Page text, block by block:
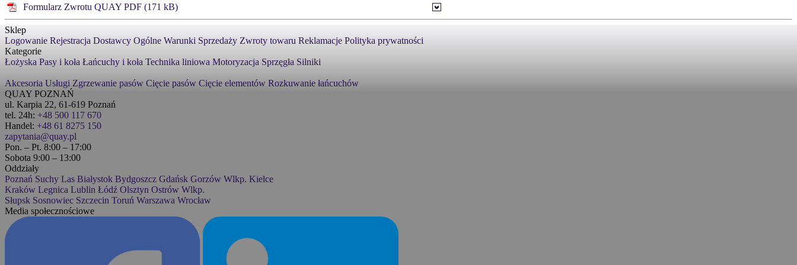
Formularz Zwrotu QUAY PDF (171 kB)
Sklep
Logowanie Rejestracja Dostawcy Ogólne Warunki Sprzedaży Zwroty towaru Reklamacje Polityka prywatności
Kategorie
Łożyska Pasy i koła Łańcuchy i koła Technika liniowa Motoryzacja Sprzęgła Silniki
Akcesoria Usługi Zgrzewanie pasów Cięcie pasów Cięcie elementów Rozkuwanie łańcuchów
QUAY POZNAŃ
ul. Karpia 22, 61-619 Poznań
tel. 24h: +48 500 117 670
Handel: +48 61 8275 150
zapytania@quay.pl
Pon. – Pt. 8:00 – 17:00
Sobota 9:00 – 13:00
Oddziały
Poznań Suchy Las Białystok Bydgoszcz Gdańsk Gorzów Wlkp. Kielce
Kraków Legnica Lublin Łódź Olsztyn Ostrów Wlkp.
Słupsk Sosnowiec Szczecin Toruń Warszawa Wrocław
Media społecznościowe